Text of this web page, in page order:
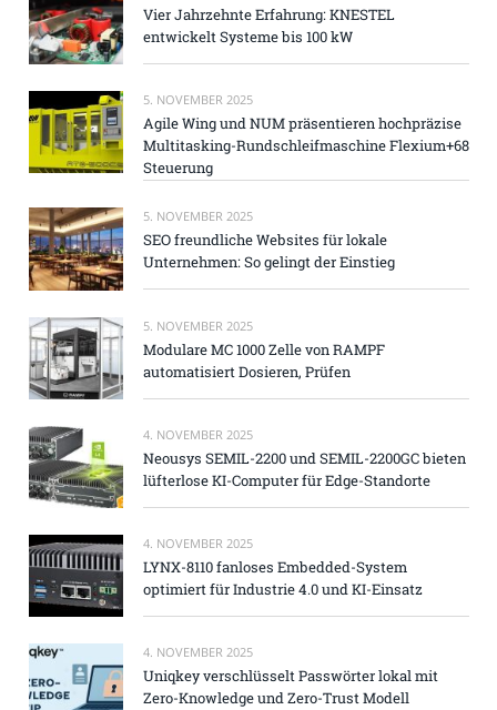
Vier Jahrzehnte Erfahrung: KNESTEL
entwickelt Systeme bis 100 kW
5. NOVEMBER 2025
Agile Wing und NUM präsentieren hochpräzise
Multitasking-Rundschleifmaschine Flexium+68
Steuerung
5. NOVEMBER 2025
SEO freundliche Websites für lokale
Unternehmen: So gelingt der Einstieg
5. NOVEMBER 2025
Modulare MC 1000 Zelle von RAMPF
automatisiert Dosieren, Prüfen
4. NOVEMBER 2025
Neousys SEMIL-2200 und SEMIL-2200GC bieten
lüfterlose KI-Computer für Edge-Standorte
4. NOVEMBER 2025
LYNX-8110 fanloses Embedded-System
optimiert für Industrie 4.0 und KI-Einsatz
4. NOVEMBER 2025
Uniqkey verschlüsselt Passwörter lokal mit
Zero-Knowledge und Zero-Trust Modell